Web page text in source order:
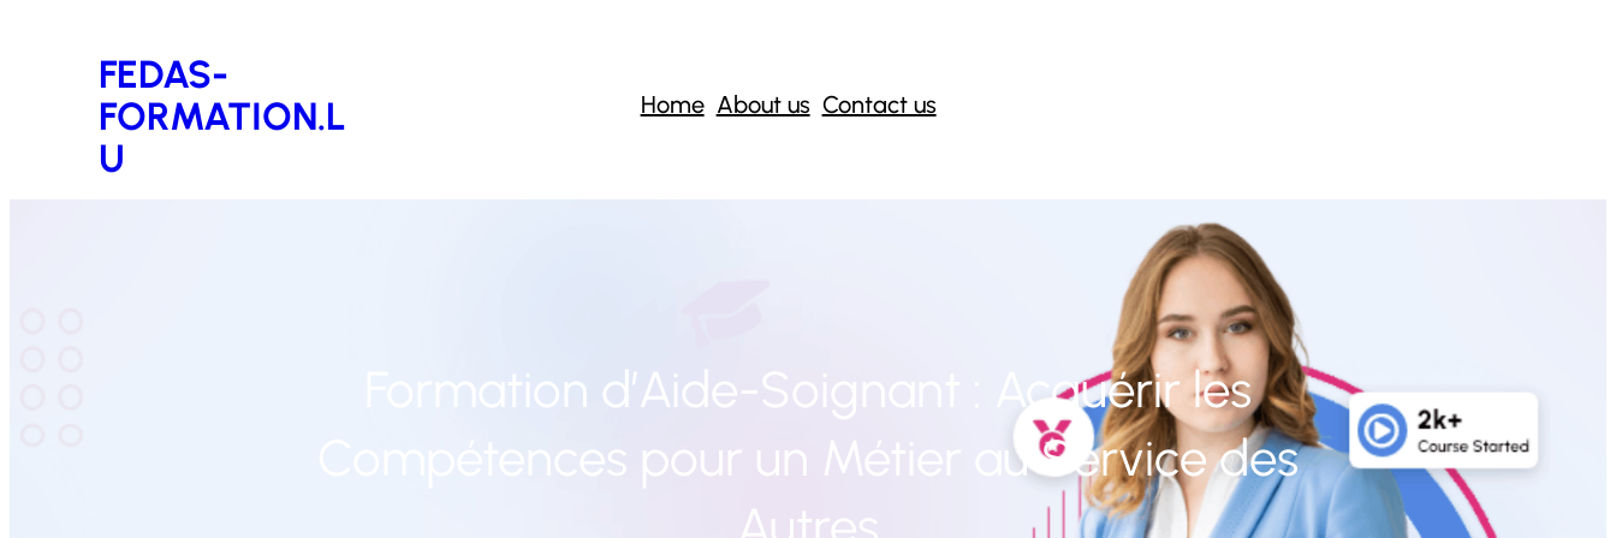
FEDAS-
FORMATION.L
U
Home About us Contact us
Formation d’Aide-Soignant : Acquérir les
Compétences pour un Métier au Service des